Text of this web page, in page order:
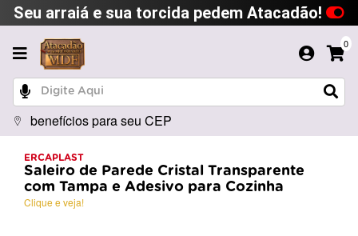
Seu arraiá e sua torcida pedem Atacadão!
0
benefícios para seu CEP
ERCAPLAST
Saleiro de Parede Cristal Transparente
com Tampa e Adesivo para Cozinha
Clique e veja!